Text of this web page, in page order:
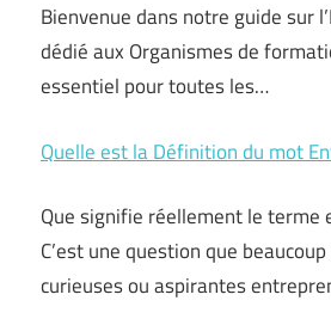
Bienvenue dans notre guide sur
dédié aux Organismes de
essentiel pour toutes les…
Quelle est la Définition du mot
Que signifie réellement le terme
C’est une question que
curieuses ou aspirantes